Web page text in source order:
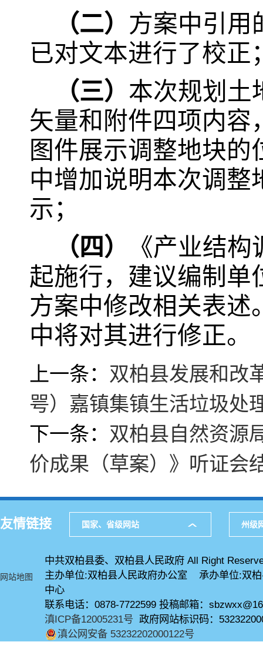
（二） 方案中引用
已对文本进行了校正
（三） 本次规划土
矢量和附件四项内容
图件展示调整地块
中增加说明本次调
示；
（四）
《产业结
起施行，建议编制单
方案中修改相关表述
中将对其进行修正。
上一条： 双柏县发展和改
咢）嘉镇集镇生活垃圾处
下一条： 双柏县自然资源
价成果（草案）》听证会
友情链接 国家、省级网站 州级
网站地图
中共双柏县委、双柏县人民政府 All Right
主办单位:双柏县人民政府办公室 承办单位:双
中心
联系电话：0878-7722599 投稿邮箱：
滇ICP备12005231号 政府网站标识码：
滇公网安备 53232202000122号